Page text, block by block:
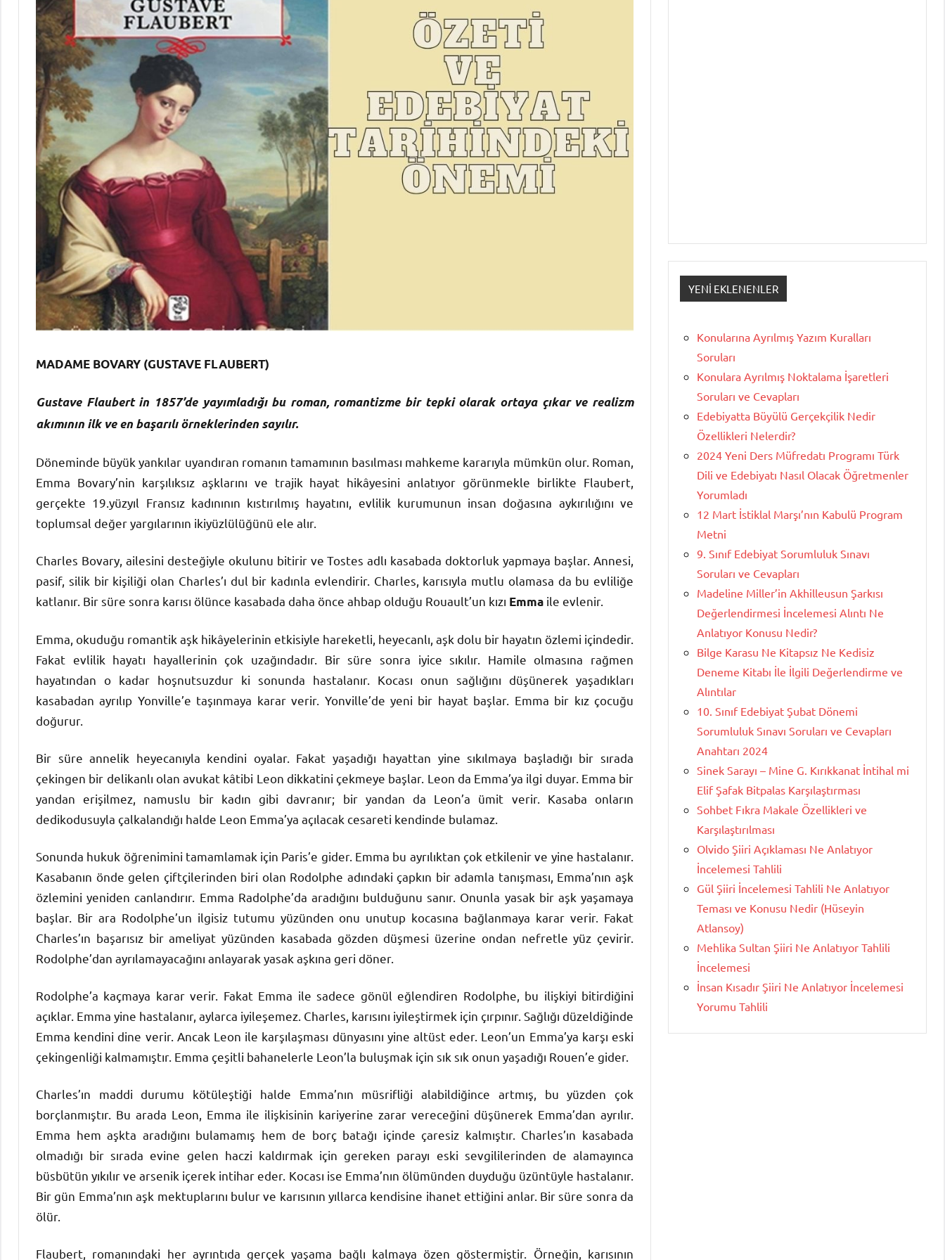
MADAME BOVARY (GUSTAVE FLAUBERT)
Gustave Flaubert in 1857’de yayımladığı bu roman, romantizme bir tepki olarak ortaya çıkar ve realizm
akımının ilk ve en başarılı örneklerinden sayılır.
Döneminde büyük yankılar uyandıran romanın tamamının basılması mahkeme kararıyla mümkün olur. Roman,
Emma Bovary’nin karşılıksız aşklarını ve trajik hayat hikâyesini anlatıyor görünmekle birlikte Flaubert,
gerçekte 19.yüzyıl Fransız kadınının kıstırılmış hayatını, evlilik kurumunun insan doğasına aykırılığını ve
toplumsal değer yargılarının ikiyüzlülüğünü ele alır.
Charles Bovary, ailesini desteğiyle okulunu bitirir ve Tostes adlı kasabada doktorluk yapmaya başlar. Annesi,
pasif, silik bir kişiliği olan Charles’ı dul bir kadınla evlendirir. Charles, karısıyla mutlu olamasa da bu evliliğe
katlanır. Bir süre sonra karısı ölünce kasabada daha önce ahbap olduğu Rouault’un kızı Emma ile evlenir.
Emma, okuduğu romantik aşk hikâyelerinin etkisiyle hareketli, heyecanlı, aşk dolu bir hayatın özlemi içindedir.
Fakat evlilik hayatı hayallerinin çok uzağındadır. Bir süre sonra iyice sıkılır. Hamile olmasına rağmen
hayatından o kadar hoşnutsuzdur ki sonunda hastalanır. Kocası onun sağlığını düşünerek yaşadıkları
kasabadan ayrılıp Yonville’e taşınmaya karar verir. Yonville’de yeni bir hayat başlar. Emma bir kız çocuğu
doğurur.
Bir süre annelik heyecanıyla kendini oyalar. Fakat yaşadığı hayattan yine sıkılmaya başladığı bir sırada
çekingen bir delikanlı olan avukat kâtibi Leon dikkatini çekmeye başlar. Leon da Emma’ya ilgi duyar. Emma bir
yandan erişilmez, namuslu bir kadın gibi davranır; bir yandan da Leon’a ümit verir. Kasaba onların
dedikodusuyla çalkalandığı halde Leon Emma’ya açılacak cesareti kendinde bulamaz.
Sonunda hukuk öğrenimini tamamlamak için Paris’e gider. Emma bu ayrılıktan çok etkilenir ve yine hastalanır.
Kasabanın önde gelen çiftçilerinden biri olan Rodolphe adındaki çapkın bir adamla tanışması, Emma’nın aşk
özlemini yeniden canlandırır. Emma Radolphe’da aradığını bulduğunu sanır. Onunla yasak bir aşk yaşamaya
başlar. Bir ara Rodolphe’un ilgisiz tutumu yüzünden onu unutup kocasına bağlanmaya karar verir. Fakat
Charles’ın başarısız bir ameliyat yüzünden kasabada gözden düşmesi üzerine ondan nefretle yüz çevirir.
Rodolphe’dan ayrılamayacağını anlayarak yasak aşkına geri döner.
Rodolphe’a kaçmaya karar verir. Fakat Emma ile sadece gönül eğlendiren Rodolphe, bu ilişkiyi bitirdiğini
açıklar. Emma yine hastalanır, aylarca iyileşemez. Charles, karısını iyileştirmek için çırpınır. Sağlığı düzeldiğinde
Emma kendini dine verir. Ancak Leon ile karşılaşması dünyasını yine altüst eder. Leon’un Emma’ya karşı eski
çekingenliği kalmamıştır. Emma çeşitli bahanelerle Leon’la buluşmak için sık sık onun yaşadığı Rouen’e gider.
Charles’ın maddi durumu kötüleştiği halde Emma’nın müsrifliği alabildiğince artmış, bu yüzden çok
borçlanmıştır. Bu arada Leon, Emma ile ilişkisinin kariyerine zarar vereceğini düşünerek Emma’dan ayrılır.
Emma hem aşkta aradığını bulamamış hem de borç batağı içinde çaresiz kalmıştır. Charles’ın kasabada
olmadığı bir sırada evine gelen haczi kaldırmak için gereken parayı eski sevgililerinden de alamayınca
büsbütün yıkılır ve arsenik içerek intihar eder. Kocası ise Emma’nın ölümünden duyduğu üzüntüyle hastalanır.
Bir gün Emma’nın aşk mektuplarını bulur ve karısının yıllarca kendisine ihanet ettiğini anlar. Bir süre sonra da
ölür.
Flaubert, romanındaki her ayrıntıda gerçek yaşama bağlı kalmaya özen göstermiştir. Örneğin, karısının
YENI EKLENENLER
Konularına Ayrılmış Yazım Kuralları
Soruları
Konulara Ayrılmış Noktalama İşaretleri
Soruları ve Cevapları
Edebiyatta Büyülü Gerçekçilik Nedir
Özellikleri Nelerdir?
2024 Yeni Ders Müfredatı Programı Türk
Dili ve Edebiyatı Nasıl Olacak Öğretmenler
Yorumladı
12 Mart İstiklal Marşı’nın Kabulü Program
Metni
9. Sınıf Edebiyat Sorumluluk Sınavı
Soruları ve Cevapları
Madeline Miller’in Akhilleusun Şarkısı
Değerlendirmesi İncelemesi Alıntı Ne
Anlatıyor Konusu Nedir?
Bilge Karasu Ne Kitapsız Ne Kedisiz
Deneme Kitabı İle İlgili Değerlendirme ve
Alıntılar
10. Sınıf Edebiyat Şubat Dönemi
Sorumluluk Sınavı Soruları ve Cevapları
Anahtarı 2024
Sinek Sarayı – Mine G. Kırıkkanat İntihal mi
Elif Şafak Bitpalas Karşılaştırması
Sohbet Fıkra Makale Özellikleri ve
Karşılaştırılması
Olvido Şiiri Açıklaması Ne Anlatıyor
İncelemesi Tahlili
Gül Şiiri İncelemesi Tahlili Ne Anlatıyor
Teması ve Konusu Nedir (Hüseyin
Atlansoy)
Mehlika Sultan Şiiri Ne Anlatıyor Tahlili
İncelemesi
İnsan Kısadır Şiiri Ne Anlatıyor İncelemesi
Yorumu Tahlili